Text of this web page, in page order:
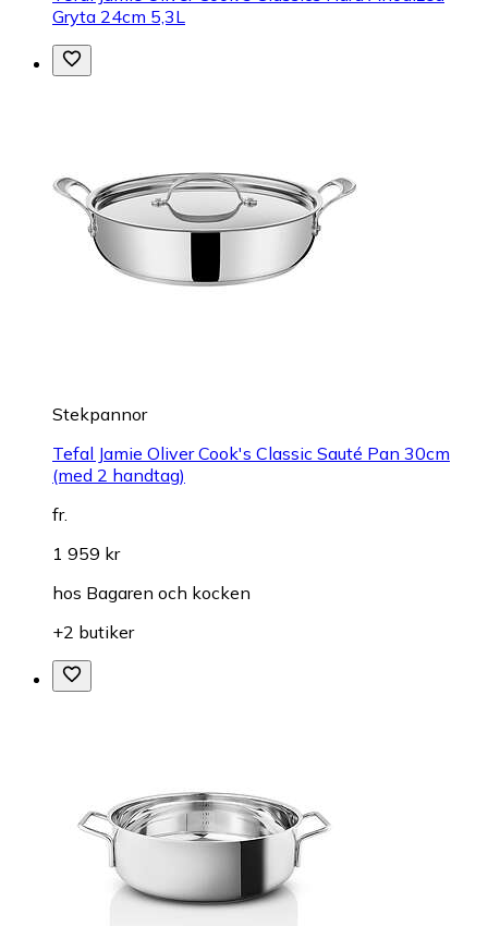
Gryta 24cm 5,3L
Stekpannor
Tefal Jamie Oliver Cook's Classic Sauté Pan 30cm
(med 2 handtag)
fr.
1 959 kr
hos Bagaren och kocken
+2 butiker